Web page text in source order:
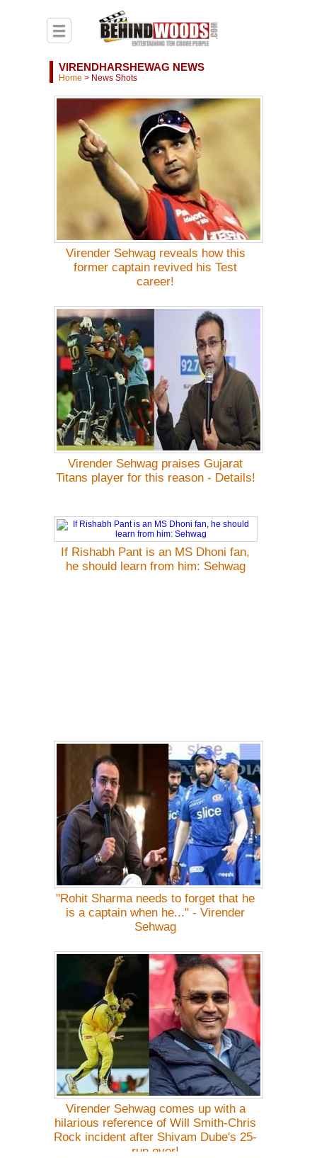
VIRENDHARSHEWAG NEWS
Home > News Shots
Virender Sehwag reveals how this
former captain revived his Test
career!
Virender Sehwag praises Gujarat
Titans player for this reason - Details!
If Rishabh Pant is an MS Dhoni fan,
he should learn from him: Sehwag
"Rohit Sharma needs to forget that he
is a captain when he..." - Virender
Sehwag
Virender Sehwag comes up with a
hilarious reference of Will Smith-Chris
Rock incident after Shivam Dube's 25-
run over!